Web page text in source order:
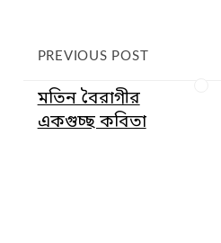
PREVIOUS POST
মতিন বৈরাগীর
একগুচ্ছ কবিতা